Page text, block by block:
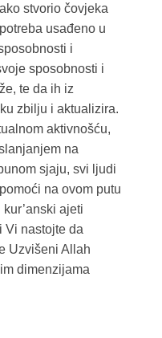
stvorio čovjeka
usađeno u
i
sposobnosti i
te da ih iz
zbilju i aktualizira.
aktivnošću,
na
sjaju, svi ljudi
na ovom putu
ajeti
Vi nastojte da
Uzvišeni Allah
dimenzijama